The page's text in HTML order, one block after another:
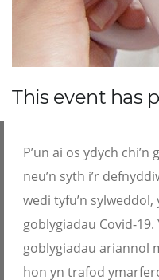
This event has
P’un ai os ydych
neu’n syth i’r
wedi tyfu’n
goblygiadau Covid-19.
goblygiadau ariannol
hon yn trafod